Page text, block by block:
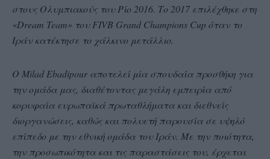
στους Ολυμπιακούς του Ρίο 2016. Το 2017 επιλέχθηκε στη
«Dream Team» του FIVB Grand Champions Cup όταν το
Ιράν κατέκτησε το χάλκινο μετάλλιο.
Ο Milad Ebadipour αποτελεί μία σπουδαία προσθήκη για
την ομάδα μας, διαθέτοντας μεγάλη εμπειρία από
κορυφαία ευρωπαϊκά πρωταθλήματα και διεθνείς
διοργανώσεις, καθώς και πολυετή παρουσία σε υψηλό
επίπεδο με την εθνική ομάδα του Ιράν. Με την ποιότητα,
την προσωπικότητα και τις παραστάσεις του, έρχεται